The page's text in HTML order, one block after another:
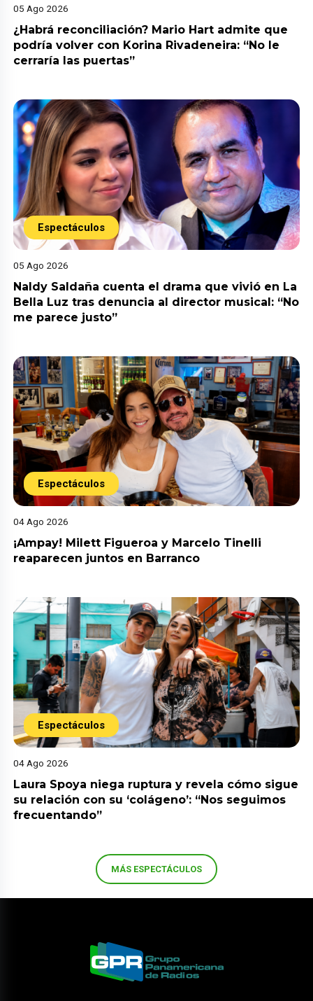
05 Ago 2026
¿Habrá reconciliación? Mario Hart admite que
podría volver con Korina Rivadeneira: “No le
cerraría las puertas”
Espectáculos
05 Ago 2026
Naldy Saldaña cuenta el drama que vivió en La
Bella Luz tras denuncia al director musical: “No
me parece justo”
Espectáculos
04 Ago 2026
¡Ampay! Milett Figueroa y Marcelo Tinelli
reaparecen juntos en Barranco
Espectáculos
04 Ago 2026
Laura Spoya niega ruptura y revela cómo sigue
su relación con su ‘colágeno’: “Nos seguimos
frecuentando”
MÁS ESPECTÁCULOS